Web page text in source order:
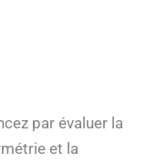
par évaluer la
et la